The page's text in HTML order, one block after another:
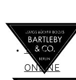
AGENDA
TIENDA
ONLINE